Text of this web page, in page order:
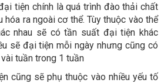
tiện chính là quá trình đào thải chất
hóa ra ngoài cơ thể. Tùy thuộc vào thể
nhau sẽ có tần suất đại tiện khác
sẽ đại tiện mỗi ngày nhưng cũng có
tuần trong 1 tuần
cũng sẽ phụ thuộc vào nhiều yếu tố